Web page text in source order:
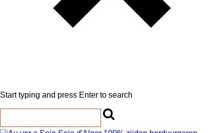
Start typing and press Enter to search